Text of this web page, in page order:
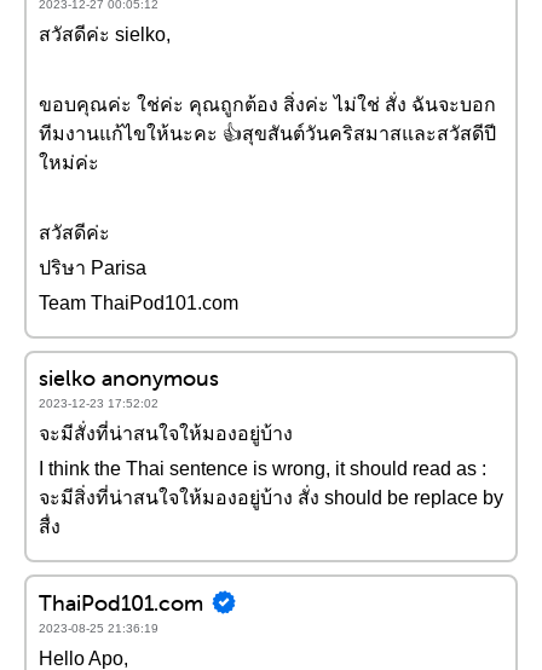
2023-12-27 00:05:12
สวัสดีค่ะ sielko,
ขอบคุณค่ะ ใช่ค่ะ คุณถูกต้อง สิ่งค่ะ ไม่ใช่ สั่ง ฉันจะบอก
ทีมงานแก้ไขให้นะคะ 👍สุขสันต์วันคริสมาสและสวัสดีปี
ใหม่ค่ะ
สวัสดีค่ะ
ปริษา Parisa
Team ThaiPod101.com
sielko anonymous
2023-12-23 17:52:02
จะมีสั่งที่น่าสนใจให้มองอยู่บ้าง
I think the Thai sentence is wrong, it should read as :
จะมีสิ่งที่น่าสนใจให้มองอยู่บ้าง สั่ง should be replace by
สื่ง
ThaiPod101.com
2023-08-25 21:36:19
Hello Apo,